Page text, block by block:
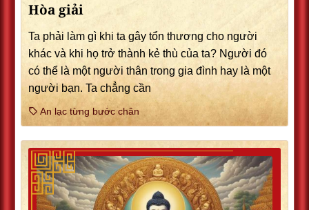
Hòa giải
Ta phải làm gì khi ta gây tổn thương cho người
khác và khi họ trở thành kẻ thù của ta? Người đó
có thể là một người thân trong gia đình hay là một
người bạn. Ta chẳng cần
An lạc từng bước chân